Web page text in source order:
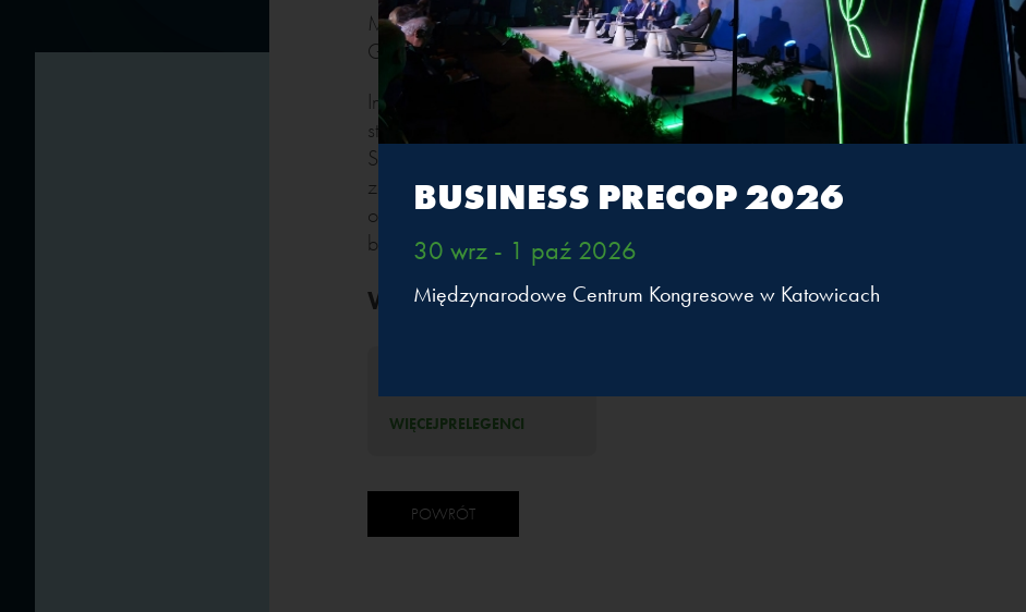
Mariusz Deląg, Kierownik ds. planowania rozwoju oraz strategii w firmie
Gliwice.
Inżynier, absolwent Politechniki Gliwickiej, 26 lat doświadczenia na różnych
stanowiskach w branży Automotive (Polska, Niemcy, Uzbekistan). Członek Rady
Sektorowej ds. kompetencji w Motoryzacji i Elektromobilności. Obecnie
za proces planowania strategicznego rozwoju firmy, podnoszenie efektywności
operacyjnej przedsiębiorstwa oraz wdrażanie inwestycji poprawiających
biznesową.
Weźmie udział w sesjach
WIĘCEJPRELEGENCI
POWRÓT
BUSINESS PRECOP 2026
30 wrz - 1 paź 2026
Międzynarodowe Centrum Kongresowe w Katowicach